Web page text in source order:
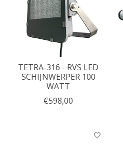
TETRA-316 - RVS LED
SCHIJNWERPER 100
WATT
€598,00